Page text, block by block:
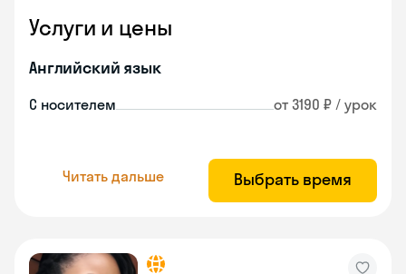
Услуги и цены
Английский язык
С носителем от 3190 ₽ / урок
Читать дальше Выбрать время